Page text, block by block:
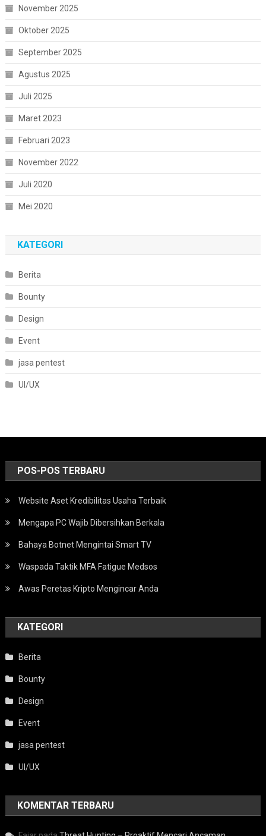
November 2025
Oktober 2025
September 2025
Agustus 2025
Juli 2025
Maret 2023
Februari 2023
November 2022
Juli 2020
Mei 2020
KATEGORI
Berita
Bounty
Design
Event
jasa pentest
UI/UX
POS-POS TERBARU
Website Aset Kredibilitas Usaha Terbaik
Mengapa PC Wajib Dibersihkan Berkala
Bahaya Botnet Mengintai Smart TV
Waspada Taktik MFA Fatigue Medsos
Awas Peretas Kripto Mengincar Anda
KATEGORI
Berita
Bounty
Design
Event
jasa pentest
UI/UX
KOMENTAR TERBARU